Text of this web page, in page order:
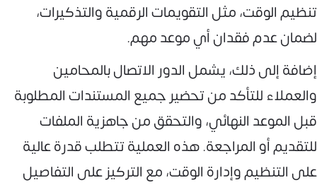
تنظيم الوقت، مثل التقويمات الرقمية والتذكيرات،
لضمان عدم فقدان أي موعد مهم.
إضافة إلى ذلك، يشمل الدور الاتصال بالمحامين
والعملاء للتأكد من تحضير جميع المستندات المطلوبة
قبل الموعد النهائي، والتحقق من جاهزية الملفات
للتقديم أو المراجعة. هذه العملية تتطلب قدرة عالية
على التنظيم وإدارة الوقت، مع التركيز على التفاصيل